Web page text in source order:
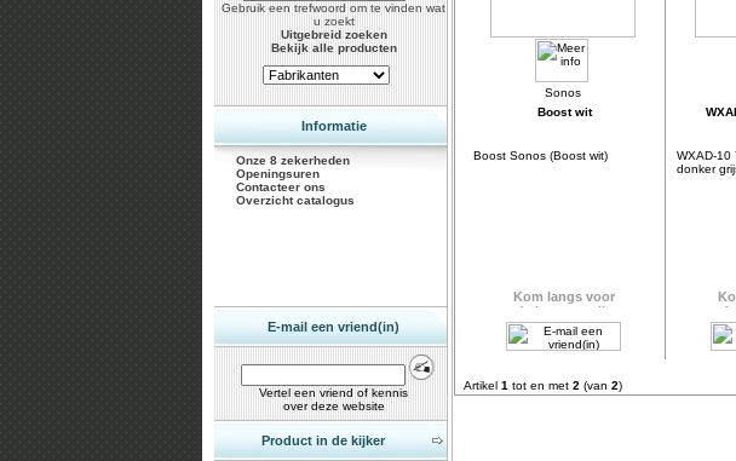
Gebruik een trefwoord om te vinden wat
u zoekt
Uitgebreid zoeken
Bekijk alle producten
Informatie
Onze 8 zekerheden
Openingsuren
Contacteer ons
Overzicht catalogus
E-mail een vriend(in)
Vertel een vriend of kennis
over deze website
Product in de kijker
Boost wit
Boost Sonos (Boost wit)
WXAD-10
donker
Artikel 1 tot en met 2 (van 2)